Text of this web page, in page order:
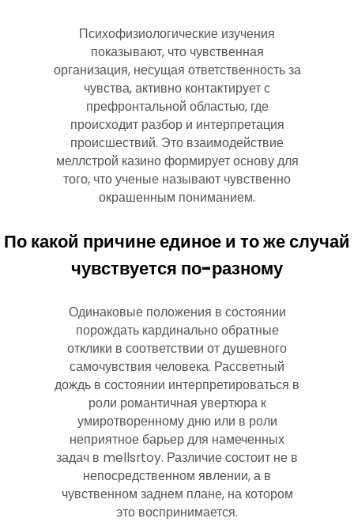
Психофизиологические изучения
показывают, что чувственная
организация, несущая ответственность за
чувства, активно контактирует с
префронтальной областью, где
происходит разбор и интерпретация
происшествий. Это взаимодействие
меллстрой казино формирует основу для
того, что ученые называют чувственно
окрашенным пониманием.
По какой причине единое и то же случай
чувствуется по-разному
Одинаковые положения в состоянии
порождать кардинально обратные
отклики в соответствии от душевного
самочувствия человека. Рассветный
дождь в состоянии интерпретироваться в
роли романтичная увертюра к
умиротворенному дню или в роли
неприятное барьер для намеченных
задач в mellsrtoy. Различие состоит не в
непосредственном явлении, а в
чувственном заднем плане, на котором
это воспринимается.